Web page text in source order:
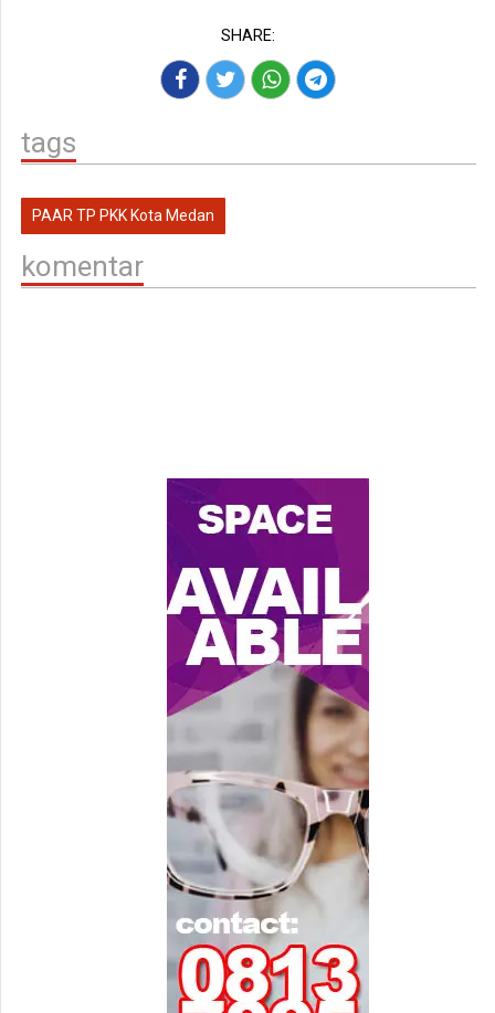
SHARE:
tags
PAAR TP PKK Kota Medan
komentar